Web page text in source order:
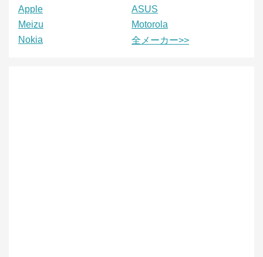
Apple
ASUS
Meizu
Motorola
Nokia
全メーカー>>